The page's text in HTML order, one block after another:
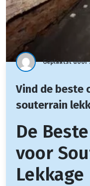
Geplaatst door
Vind de beste
souterrain
De
voor
Lekkage